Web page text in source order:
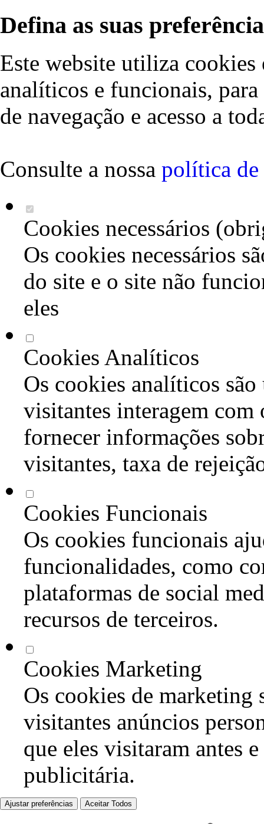
Defina as suas
Este website utiliza cookies
analíticos e funcionais,
de navegação e acesso a
Consulte a nossa política de
Cookies necessários
Os cookies necessários
do site e o site não
eles
Cookies Analíticos
Os cookies analíticos são
visitantes interagem com
fornecer informações
visitantes, taxa de
Cookies Funcionais
Os cookies funcionais
funcionalidades, como
plataformas de social
recursos de terceiros.
Cookies Marketing
Os cookies de marketing
visitantes anúncios
que eles visitaram antes
publicitária.
Ajustar preferências Aceitar Todos